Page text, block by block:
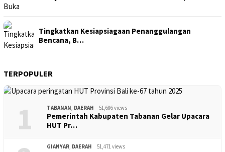
Tingkatkan Kesiapsiagaan Penanggulangan
Bencana, B…
TERPOPULER
1 TABANAN, DAERAH 51,686 views
Pemerintah Kabupaten Tabanan Gelar Upacara
HUT Pr…
GIANYAR, DAERAH 51,471 views